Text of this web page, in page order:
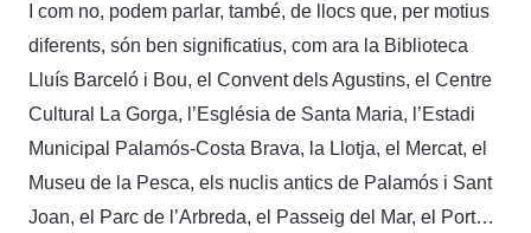
I com no, podem parlar, també, de llocs que, per motius
diferents, són ben significatius, com ara la Biblioteca
Lluís Barceló i Bou, el Convent dels Agustins, el Centre
Cultural La Gorga, l’Església de Santa Maria, l’Estadi
Municipal Palamós-Costa Brava, la Llotja, el Mercat, el
Museu de la Pesca, els nuclis antics de Palamós i Sant
Joan, el Parc de l’Arbreda, el Passeig del Mar, el Port…